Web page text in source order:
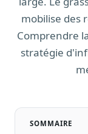
Parcours,
Cartographier
Affaires
Cabinets, DRI,
mobilise des
Comprendre
stratégie
SOMMAIRE